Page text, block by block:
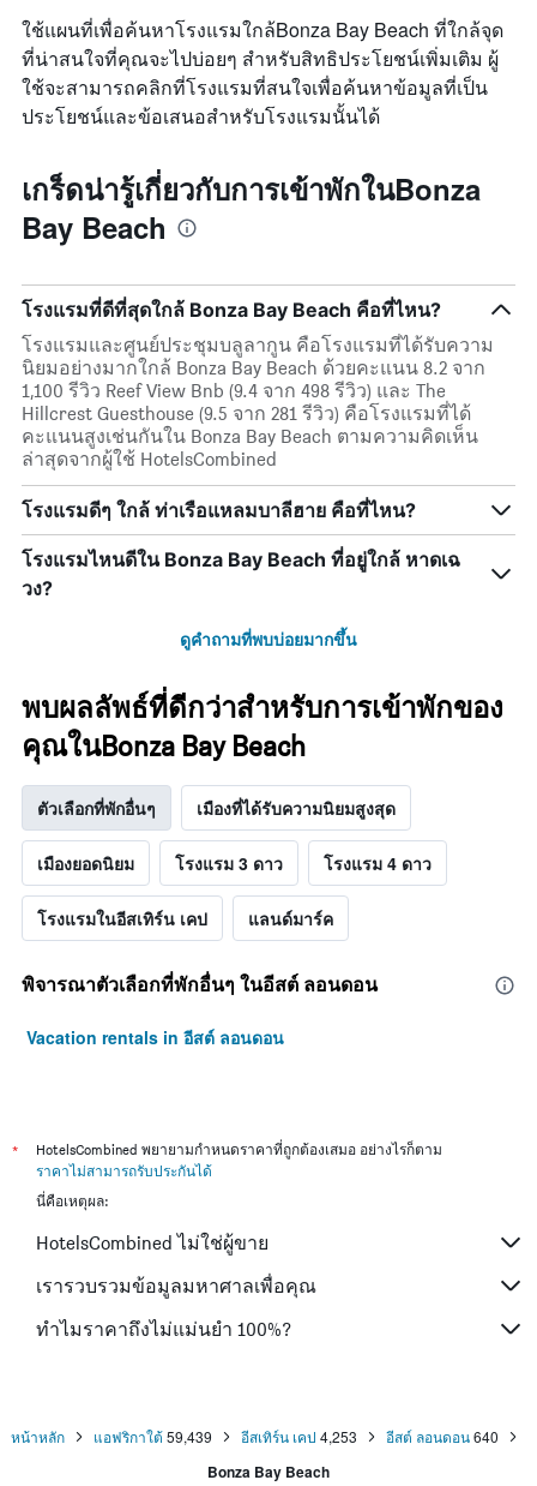
ใช้แผนที่เพื่อค้นหาโรงแรมใกล้Bonza Bay Beach ที่ใกล้จุด
ที่น่าสนใจที่คุณจะไปบ่อยๆ สำหรับสิทธิประโยชน์เพิ่มเติม ผู้
ใช้จะสามารถคลิกที่โรงแรมที่สนใจเพื่อค้นหาข้อมูลที่เป็น
ประโยชน์และข้อเสนอสำหรับโรงแรมนั้นได้
เกร็ดน่ารู้เกี่ยวกับการเข้าพักในBonza
Bay Beach
โรงแรมที่ดีที่สุดใกล้ Bonza Bay Beach คือที่ไหน?
โรงแรมและศูนย์ประชุมบลูลากูน คือโรงแรมที่ได้รับความ
นิยมอย่างมากใกล้ Bonza Bay Beach ด้วยคะแนน 8.2 จาก
1,100 รีวิว Reef View Bnb (9.4 จาก 498 รีวิว) และ The
Hillcrest Guesthouse (9.5 จาก 281 รีวิว) คือโรงแรมที่ได้
คะแนนสูงเช่นกันใน Bonza Bay Beach ตามความคิดเห็น
ล่าสุดจากผู้ใช้ HotelsCombined
โรงแรมดีๆ ใกล้ ท่าเรือแหลมบาลีฮาย คือที่ไหน?
โรงแรมไหนดีใน Bonza Bay Beach ที่อยู่ใกล้ หาดเฉ
วง?
ดูคำถามที่พบบ่อยมากขึ้น
พบผลลัพธ์ที่ดีกว่าสำหรับการเข้าพักของ
คุณในBonza Bay Beach
ตัวเลือกที่พักอื่นๆ เมืองที่ได้รับความนิยมสูงสุด
เมืองยอดนิยม โรงแรม 3 ดาว โรงแรม 4 ดาว
โรงแรมในอีสเทิร์น เคป แลนด์มาร์ค
พิจารณาตัวเลือกที่พักอื่นๆ ในอีสต์ ลอนดอน
Vacation rentals in อีสต์ ลอนดอน
*
HotelsCombined พยายามกำหนดราคาที่ถูกต้องเสมอ อย่างไรก็ตาม
ราคาไม่สามารถรับประกันได้
นี่คือเหตุผล:
HotelsCombined ไม่ใช่ผู้ขาย
เรารวบรวมข้อมูลมหาศาลเพื่อคุณ
ทำไมราคาถึงไม่แม่นยำ 100%?
หน้าหลัก แอฟริกาใต้ 59,439 อีสเทิร์น เคป 4,253 อีสต์ ลอนดอน 640
Bonza Bay Beach